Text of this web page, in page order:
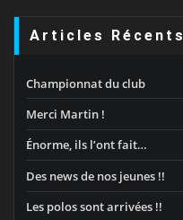
Articles Récents
Championnat du club
Merci Martin !
Énorme, ils l’ont fait…
Des news de nos jeunes !!
Les polos sont arrivées !!